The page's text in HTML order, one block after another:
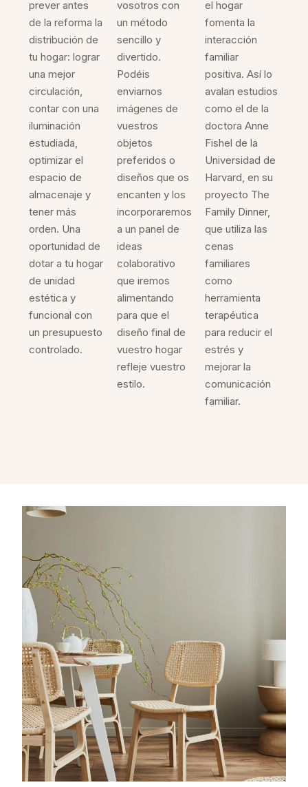
prever antes
de la reforma la
distribución de
tu hogar: lograr
una mejor
circulación,
contar con una
iluminación
estudiada,
optimizar el
espacio de
almacenaje y
tener más
orden. Una
oportunidad de
dotar a tu hogar
de unidad
estética y
funcional con
un presupuesto
controlado.
vosotros con
un método
sencillo y
divertido.
Podéis
enviarnos
imágenes de
vuestros
objetos
preferidos o
diseños que os
encanten y los
incorporaremos
a un panel de
ideas
colaborativo
que iremos
alimentando
para que el
diseño final de
vuestro hogar
refleje vuestro
estilo.
el hogar
fomenta la
interacción
familiar
positiva. Así lo
avalan estudios
como el de la
doctora Anne
Fishel de la
Universidad de
Harvard, en su
proyecto The
Family Dinner,
que utiliza las
cenas
familiares
como
herramienta
terapéutica
para reducir el
estrés y
mejorar la
comunicación
familiar.